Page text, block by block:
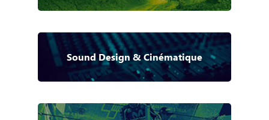
Sound Design & Cinématique